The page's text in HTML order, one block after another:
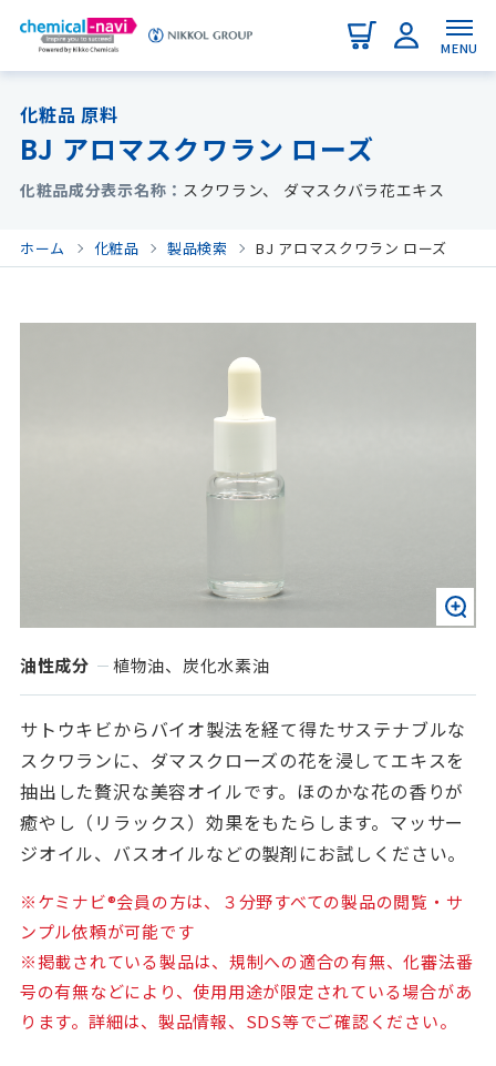
MENU
化粧品 原料
BJ アロマスクワラン ローズ
化粧品成分表示名称 スクワラン、 ダマスクバラ花エキス
ホーム 化粧品 製品検索 BJ アロマスクワラン ローズ
油性成分 植物油、炭化水素油
サトウキビからバイオ製法を経て得たサステナブルな
スクワランに、ダマスクローズの花を浸してエキスを
抽出した贅沢な美容オイルです。ほのかな花の香りが
癒やし（リラックス）効果をもたらします。マッサー
ジオイル、バスオイルなどの製剤にお試しください。
※ケミナビ®会員の方は、３分野すべての製品の閲覧・サ
ンプル依頼が可能です
※掲載されている製品は、規制への適合の有無、化審法番
号の有無などにより、使用用途が限定されている場合があ
ります。詳細は、製品情報、SDS等でご確認ください。